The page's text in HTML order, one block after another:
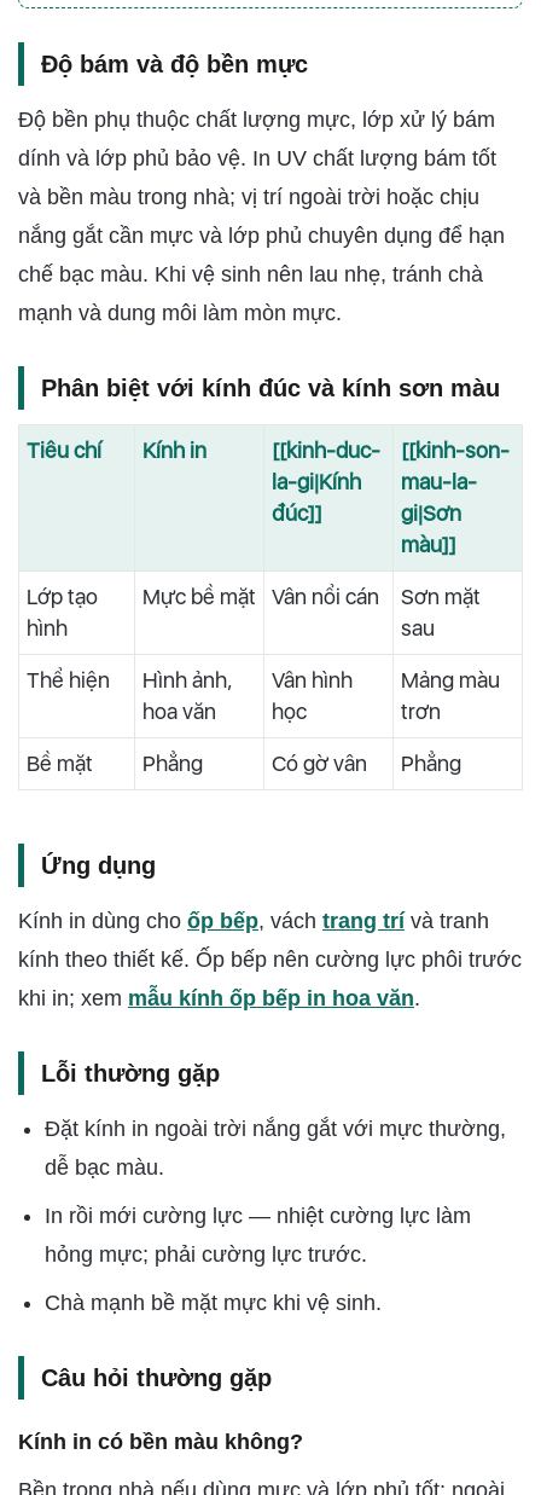
Độ bám và độ bền mực
Độ bền phụ thuộc chất lượng mực, lớp xử lý bám
dính và lớp phủ bảo vệ. In UV chất lượng bám tốt
và bền màu trong nhà; vị trí ngoài trời hoặc chịu
nắng gắt cần mực và lớp phủ chuyên dụng để hạn
chế bạc màu. Khi vệ sinh nên lau nhẹ, tránh chà
mạnh và dung môi làm mòn mực.
Phân biệt với kính đúc và kính sơn màu
Tiêu chí Kính in
[[kinh-duc-
la-gi|Kính
đúc]]
[[kinh-son-
mau-la-
gi|Sơn
màu]]
Lớp tạo
hình
Mực bề mặt Vân nổi cán
Sơn mặt
sau
Thể hiện
Hình ảnh,
hoa văn
Vân hình
học
Mảng màu
trơn
Bề mặt Phẳng Có gờ vân Phẳng
Ứng dụng
Kính in dùng cho ốp bếp, vách trang trí và tranh
kính theo thiết kế. Ốp bếp nên cường lực phôi trước
khi in; xem mẫu kính ốp bếp in hoa văn.
Lỗi thường gặp
Đặt kính in ngoài trời nắng gắt với mực thường,
dễ bạc màu.
In rồi mới cường lực — nhiệt cường lực làm
hỏng mực; phải cường lực trước.
Chà mạnh bề mặt mực khi vệ sinh.
Câu hỏi thường gặp
Kính in có bền màu không?
Bền trong nhà nếu dùng mực và lớp phủ tốt; ngoài